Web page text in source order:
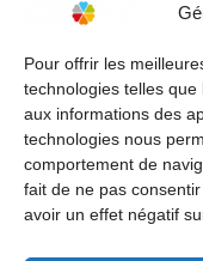
Pour offrir les
technologies telles
aux informations des
technologies nous
comportement de
fait de ne pas
avoir un effet négatif
garantissent
un service de
qualité à un
juste prix.
Conditions
–Mentions